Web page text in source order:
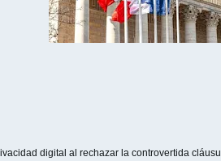
digital al rechazar la controvertida